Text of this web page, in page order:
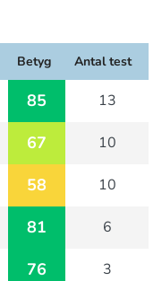
Betyg Antal test
85 13
67 10
58 10
81 6
76 3